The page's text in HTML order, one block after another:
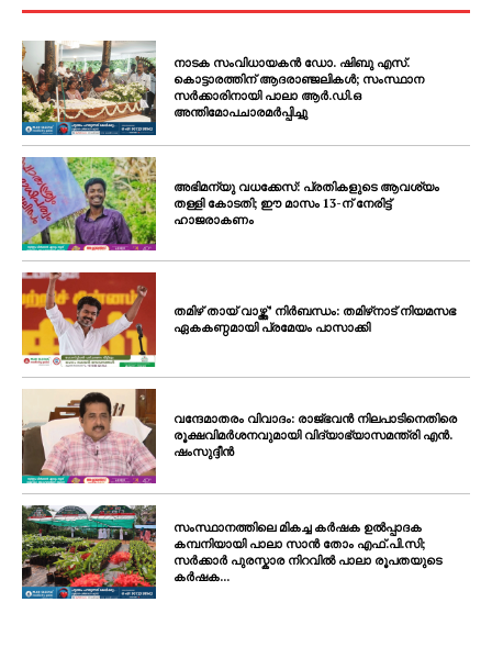
നാടക സംവിധായകൻ ഡോ. ഷിബു എസ്.
കൊട്ടാരത്തിന് ആദരാഞ്ജലികൾ; സംസ്ഥാന
സർക്കാരിനായി പാലാ ആർ.ഡി.ഒ
അന്തിമോപചാരമർപ്പിച്ചു
അഭിമന്യു വധക്കേസ്: പ്രതികളുടെ ആവശ്യം
തള്ളി കോടതി; ഈ മാസം 13-ന് നേരിട്ട്
ഹാജരാകണം
തമിഴ് തായ് വാഴ്ത്ത്’ നിർബന്ധം: തമിഴ്‌നാട് നിയമസഭ
ഏകകണ്ഠമായി പ്രമേയം പാസാക്കി
വന്ദേമാതരം വിവാദം: രാജ്ഭവൻ നിലപാടിനെതിരെ
രൂക്ഷവിമർശനവുമായി വിദ്യാഭ്യാസമന്ത്രി എൻ.
ഷംസുദ്ദീൻ
സംസ്ഥാനത്തിലെ മികച്ച കർഷക ഉൽപ്പാദക
കമ്പനിയായി പാലാ സാൻ തോം എഫ്.പി.സി;
സർക്കാർ പുരസ്കാര നിറവിൽ പാലാ രൂപതയുടെ
കർഷക...